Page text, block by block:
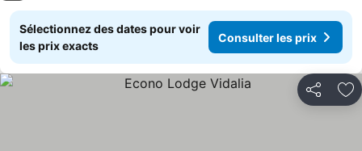
Sélectionnez des dates pour voir
les prix exacts
Consulter les prix
Partager